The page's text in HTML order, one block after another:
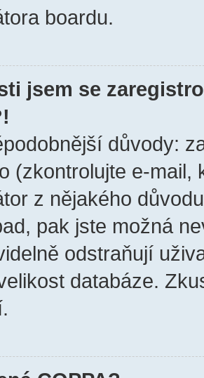
boardu.
jsem se
důvody:
(zkontrolujte e-
z nějakého
pak jste možná
odstraňují
databáze.